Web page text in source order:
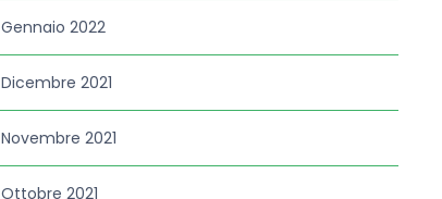
Gennaio 2022
Dicembre 2021
Novembre 2021
Ottobre 2021